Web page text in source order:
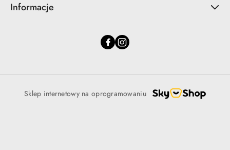
Informacje
Sklep internetowy na oprogramowaniu